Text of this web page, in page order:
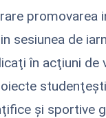
promovarea
sesiunea de
în acţiuni de
şi sportive